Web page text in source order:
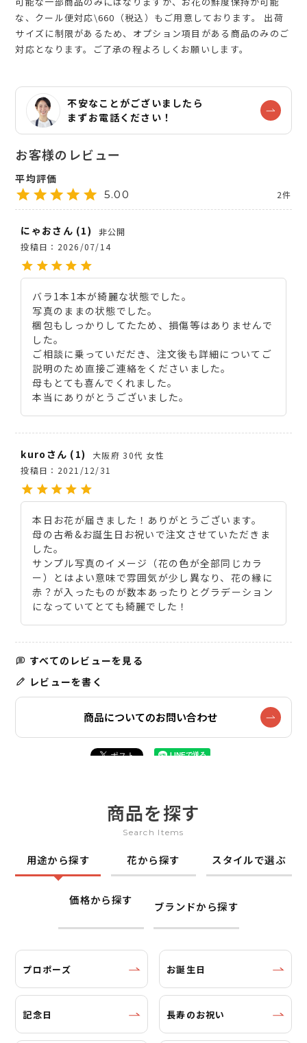
な、クール便対応\660（税込）もご用意しております。 出荷
サイズに制限があるため、オプション項目がある商品のみのご
対応となります。ご了承の程よろしくお願いします。
不安なことがございましたら
まずお電話ください！
5.00 2
にゃお 1
非公開
投稿日
2026/07/14
バラ1本1本が綺麗な状態でした。
写真のままの状態でした。
梱包もしっかりしてたため、損傷等はありませんで
した。
ご相談に乗っていだだき、注文後も詳細についてご
説明のため直接ご連絡をくださいました。
母もとても喜んでくれました。
kuro 1 大阪府 30代 女性
投稿日
2021/12/31
本日お花が届きました！ありがとうございます。
母の古希&お誕生日お祝いで注文させていただきま
した。
サンプル写真のイメージ（花の色が全部同じカラ
ー）とはよい意味で雰囲気が少し異なり、花の縁に
赤？が入ったものが数本あったりとグラデーション
になっていてとても綺麗でした！
すべてのレビューを見る
レビューを書く
商品についてのお問い合わせ
商品を探す
Search Items
用途から探す 花から探す スタイルで選ぶ
価格から探す ブランドから探す
プロポーズ お誕生日
記念日 長寿のお祝い